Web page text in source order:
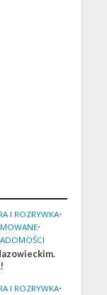
I ROZRYWKA•
•
I ROZRYWKA•